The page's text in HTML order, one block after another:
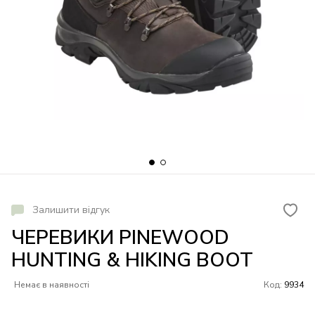
Залишити відгук
ЧЕРЕВИКИ PINEWOOD
HUNTING & HIKING BOOT
Немає в наявності Код: 9934